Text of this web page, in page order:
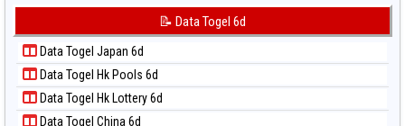
📝 Pola Dasar Taiwan
Data Togel Kuda Lari
Data Togel Magnum Cambodia
Data Togel Nagoya
Data Togel North Carolina Day
📝 Data Togel 6d
Data Togel Japan 6d
Data Togel Hk Pools 6d
Data Togel Hk Lottery 6d
Data Togel China 6d